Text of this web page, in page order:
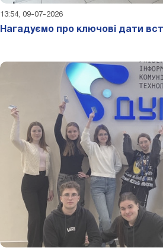
13:54, 09-07-2026
Нагадуємо про ключові дати